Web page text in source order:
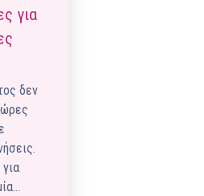
για
δεν